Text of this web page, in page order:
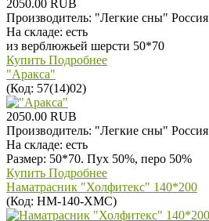
2050.00 RUB
Производитель: "Легкие сны" Россия
На складе: есть
из верблюжьей шерсти 50*70
Купить Подробнее
"Аракса"
(Код: 57(14)02)
2050.00 RUB
Производитель: "Легкие сны" Россия
На складе: есть
Размер: 50*70. Пух 50%, перо 50%
Купить Подробнее
Наматрасник "Холфитекс" 140*200
(Код: НМ-140-ХМС)